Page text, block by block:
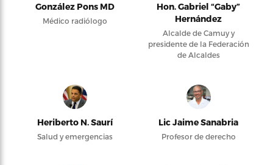
González Pons MD
Médico radiólogo
Hon. Gabriel “Gaby”
Hernández
Alcalde de Camuy y
presidente de la Federación
de Alcaldes
Heriberto N. Saurí
Salud y emergencias
Lic Jaime Sanabria
Profesor de derecho